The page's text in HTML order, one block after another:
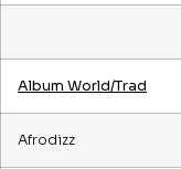
Album World/Trad
Afrodizz